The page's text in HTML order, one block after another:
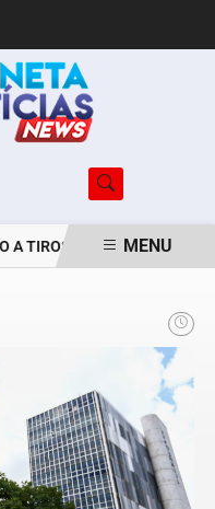
TIROS NO BAIRRO JARDIM
MENU